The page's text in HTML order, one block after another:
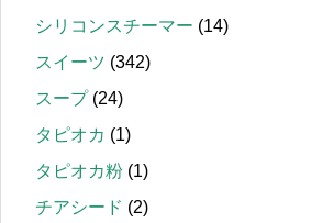
シリコンスチーマー (14)
スイーツ (342)
スープ(24)
タピオカ (1)
タピオカ粉 (1)
チアシード (2)